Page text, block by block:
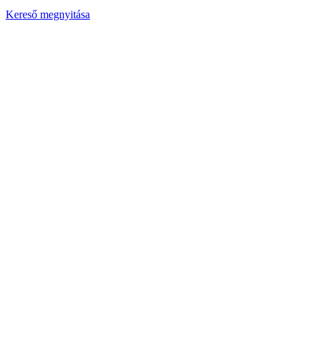
Kereső megnyitása